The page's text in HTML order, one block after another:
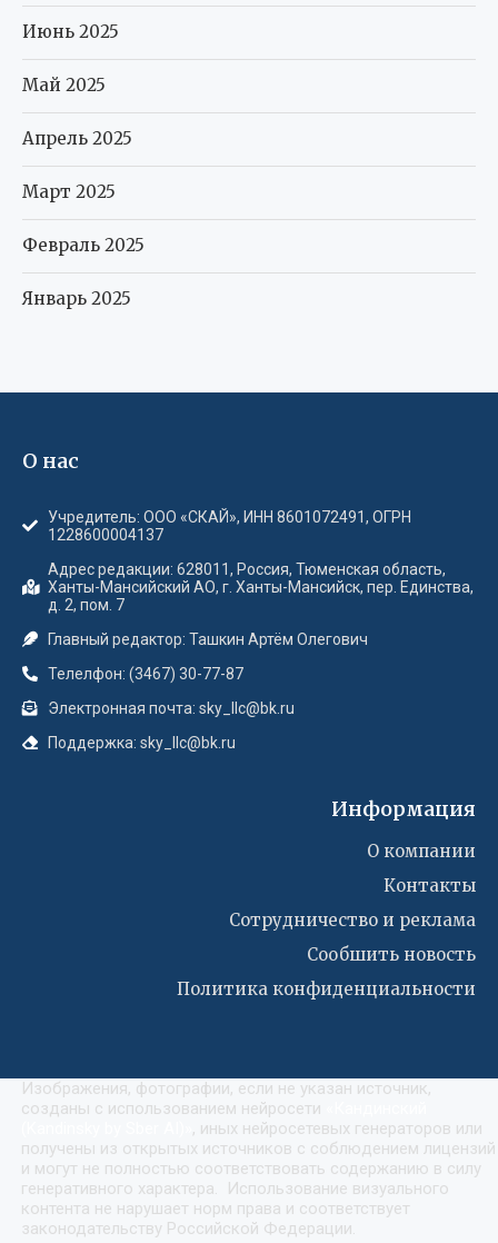
Июнь 2025
Май 2025
Апрель 2025
Март 2025
Февраль 2025
Январь 2025
О нас
Учредитель: ООО «СКАЙ», ИНН 8601072491, ОГРН
1228600004137
Адрес редакции: 628011, Россия, Тюменская область,
Ханты-Мансийский АО, г. Ханты-Мансийск, пер. Единства,
д. 2, пом. 7
Главный редактор: Ташкин Артём Олегович
Телелфон: (3467) 30-77-87
Электронная почта: sky_llc@bk.ru
Поддержка: sky_llc@bk.ru
Информация
О компании
Контакты
Сотрудничество и реклама
Сообшить новость
Политика конфиденциальности
Изображения, фотографии, если не указан источник,
созданы с использованием нейросети
, иных нейросетевых генераторов или
получены из открытых источников с соблюдением лицензий
и могут не полностью соответствовать содержанию в силу
генеративного характера. Использование визуального
контента не нарушает норм права и соответствует
законодательству Российской Федерации.